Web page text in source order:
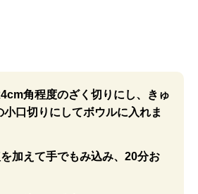
4cm角程度のざく切りにし、きゅ
口切りにしてボウルに入れま
を加えて手でもみ込み、20分お